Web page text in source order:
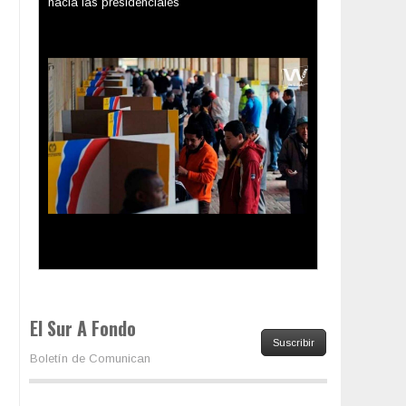
El Sur A Fondo
Boletín de Comunican
Suscribir